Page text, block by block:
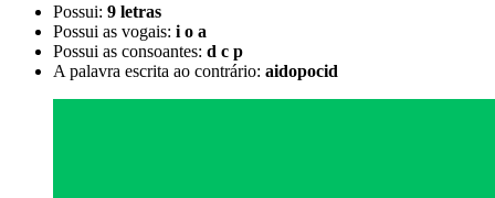
Possui: 9 letras
Possui as vogais: i o a
Possui as consoantes: d c p
A palavra escrita ao contrário: aidopocid